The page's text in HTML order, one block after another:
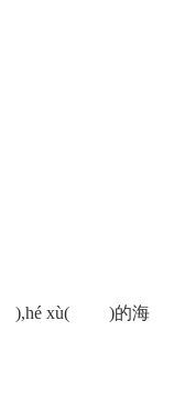
),hé xù( )的海